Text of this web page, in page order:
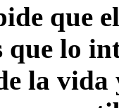
que
lo
la vida